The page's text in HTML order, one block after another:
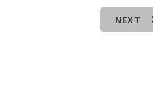
NEXT